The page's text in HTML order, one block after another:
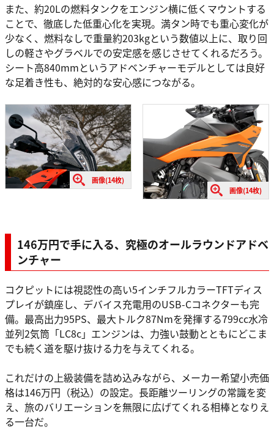
また、約20Lの燃料タンクをエンジン横に低くマウントする
ことで、徹底した低重心化を実現。満タン時でも重心変化が
少なく、燃料なしで重量約203kgという数値以上に、取り回
しの軽さやグラベルでの安定感を感じさせてくれるだろう。
シート高840mmというアドベンチャーモデルとしては良好
な足着き性も、絶対的な安心感につながる。
画像(14枚)
画像(14枚)
146万円で手に入る、究極のオールラウンドアドベ
ンチャー
コクピットには視認性の高い5インチフルカラーTFTディス
プレイが鎮座し、デバイス充電用のUSB-Cコネクターも完
備。最高出力95PS、最大トルク87Nmを発揮する799cc水冷
並列2気筒「LC8c」エンジンは、力強い鼓動とともにどこま
でも続く道を駆け抜ける力を与えてくれる。
これだけの上級装備を詰め込みながら、メーカー希望小売価
格は146万円（税込）の設定。長距離ツーリングの常識を変
え、旅のバリエーションを無限に広げてくれる相棒となりえ
る一台だ。